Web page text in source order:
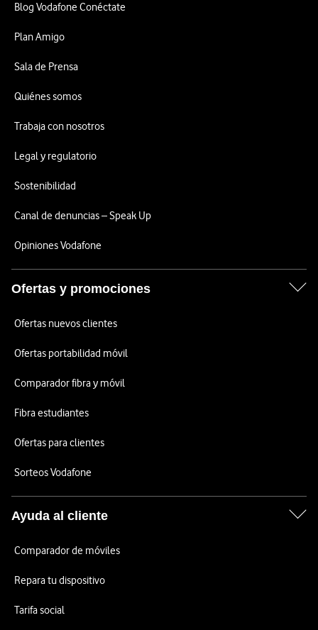
Blog Vodafone Conéctate
Plan Amigo
Sala de Prensa
Quiénes somos
Trabaja con nosotros
Legal y regulatorio
Sostenibilidad
Canal de denuncias – Speak Up
Opiniones Vodafone
Ofertas y promociones
Ofertas nuevos clientes
Ofertas portabilidad móvil
Comparador fibra y móvil
Fibra estudiantes
Ofertas para clientes
Sorteos Vodafone
Ayuda al cliente
Comparador de móviles
Repara tu dispositivo
Tarifa social